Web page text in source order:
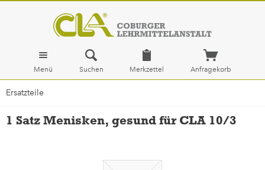
Menü Suchen Merkzettel Anfragekorb
Ersatzteile
1 Satz Menisken, gesund für CLA 10/3